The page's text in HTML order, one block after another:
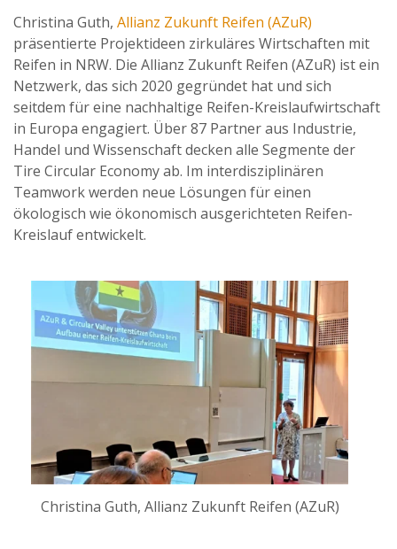
Christina Guth, Allianz Zukunft Reifen (AZuR)
präsentierte Projektideen zirkuläres Wirtschaften mit
Reifen in NRW. Die Allianz Zukunft Reifen (AZuR) ist ein
Netzwerk, das sich 2020 gegründet hat und sich
seitdem für eine nachhaltige Reifen-Kreislaufwirtschaft
in Europa engagiert. Über 87 Partner aus Industrie,
Handel und Wissenschaft decken alle Segmente der
Tire Circular Economy ab. Im interdisziplinären
Teamwork werden neue Lösungen für einen
ökologisch wie ökonomisch ausgerichteten Reifen-
Kreislauf entwickelt.
Christina Guth, Allianz Zukunft Reifen (AZuR)